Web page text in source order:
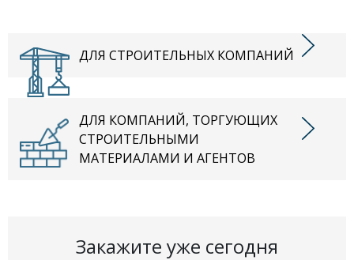
ДЛЯ СТРОИТЕЛЬНЫХ КОМПАНИЙ
ДЛЯ КОМПАНИЙ, ТОРГУЮЩИХ
СТРОИТЕЛЬНЫМИ
МАТЕРИАЛАМИ И АГЕНТОВ
Закажите уже сегодня